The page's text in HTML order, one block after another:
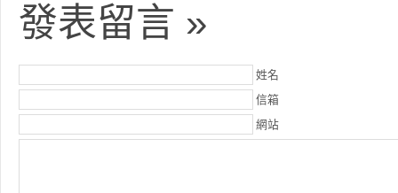
發表留言 »
姓名
信箱
網站